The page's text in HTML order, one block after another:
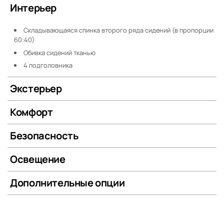
Интерьер
Складывающаяся спинка второго ряда сидений (в пропорции
60:40)
Обивка сидений тканью
4 подголовника
Экстерьер
Комфорт
Безопасность
Освещение
Дополнительные опции